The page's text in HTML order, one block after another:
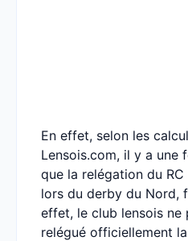
En effet, selon les
Lensois.com, il y a
que la relégation du
lors du derby du Nord,
effet, le club lensois ne
relégué officiellement